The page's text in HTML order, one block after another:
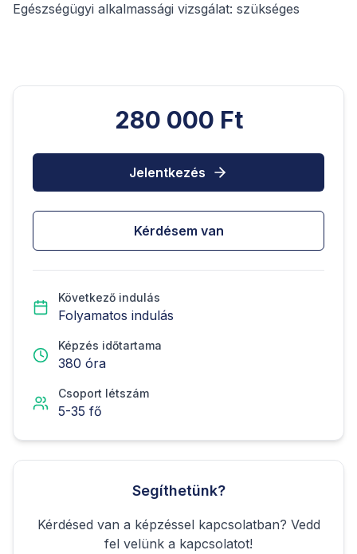
Egészségügyi alkalmassági vizsgálat: szükséges
280 000 Ft
Jelentkezés
Kérdésem van
Következő indulás
Folyamatos indulás
Képzés időtartama
380 óra
Csoport létszám
5-35 fő
Segíthetünk?
Kérdésed van a képzéssel kapcsolatban? Vedd
fel velünk a kapcsolatot!